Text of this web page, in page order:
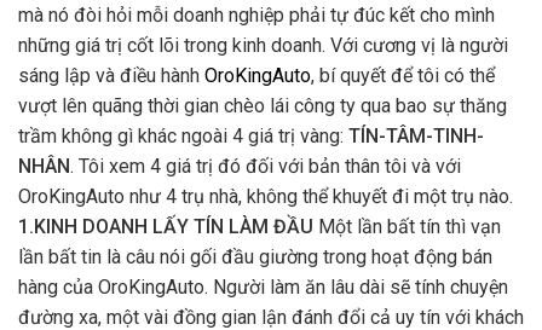
mà nó đòi hỏi mỗi doanh nghiệp phải tự đúc kết cho mình
những giá trị cốt lõi trong kinh doanh. Với cương vị là người
sáng lập và điều hành OroKingAuto, bí quyết để tôi có thể
vượt lên quãng thời gian chèo lái công ty qua bao sự thăng
trầm không gì khác ngoài 4 giá trị vàng: TÍN-TÂM-TINH-
NHÂN. Tôi xem 4 giá trị đó đối với bản thân tôi và với
OroKingAuto như 4 trụ nhà, không thể khuyết đi một trụ nào.
1.KINH DOANH LẤY TÍN LÀM ĐẦU Một lần bất tín thì vạn
lần bất tin là câu nói gối đầu giường trong hoạt động bán
hàng của OroKingAuto. Người làm ăn lâu dài sẽ tính chuyện
đường xa, một vài đồng gian lận đánh đổi cả uy tín với khách